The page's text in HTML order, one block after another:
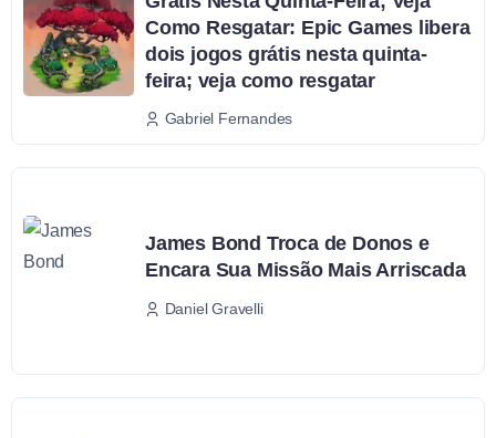
Como Resgatar: Epic Games libera
dois jogos grátis nesta quinta-
feira; veja como resgatar
Gabriel Fernandes
James Bond Troca de Donos e
Encara Sua Missão Mais Arriscada
Daniel Gravelli